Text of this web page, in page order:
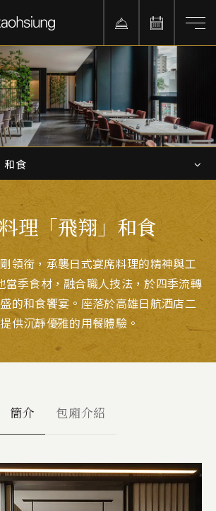
和食
理「飛翔」和食
領銜，承襲日式宴席料理的精神與工
當季食材，融合職人技法，於四季流轉
的和食饗宴。座落於高雄日航酒店二
供沉靜優雅的用餐體驗。
簡介 包廂介紹